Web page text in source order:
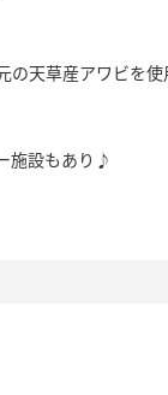
天草産アワビを使
施設もあり♪